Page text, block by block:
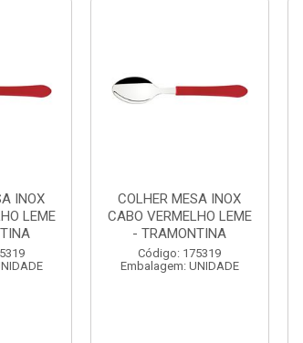
INOX
LEME
COLHER MESA INOX
CABO VERMELHO LEME
- TRAMONTINA
Código: 175319
Embalagem: UNIDADE